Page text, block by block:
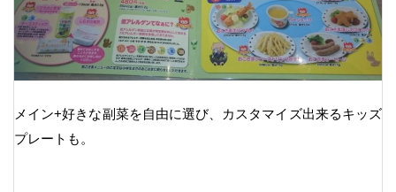
メイン+好きな副菜を自由に選び、カスタマイズ出来るキッズ
プレートも。